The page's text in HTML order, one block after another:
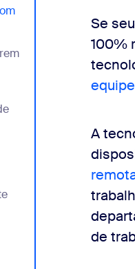
com tecnologia de
uma
de trabalho híbrido
para reuniões híbridas
remotos em
moderno pede
Se
100%
equipe
A
de